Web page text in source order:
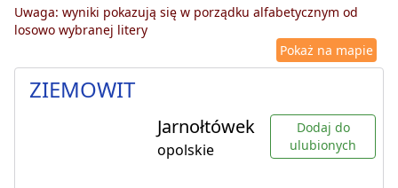
Uwaga: wyniki pokazują się w porządku alfabetycznym od
losowo wybranej litery
Pokaż na mapie
ZIEMOWIT
Jarnołtówek
opolskie
Dodaj do
ulubionych